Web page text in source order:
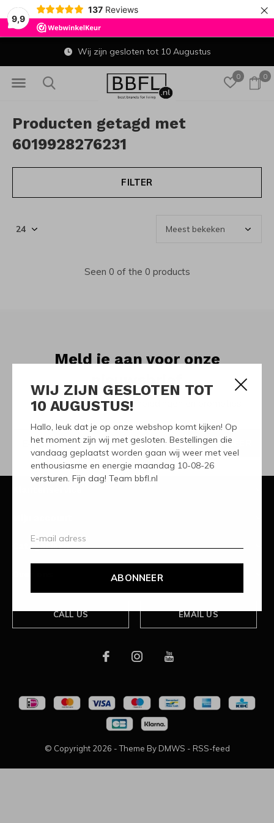
9,9
137 Reviews ×
WIJ ZIJN GESLOTEN TOT
10 AUGUSTUS!
Hallo, leuk dat je op onze webshop komt kijken! Op
het moment zijn wij met gesloten. Bestellingen die
vandaag geplaatst worden gaan wij weer met veel
enthousiasme en energie maandag 10-08-26
versturen. Fijn dag! Team bbfl.nl
ABONNEER
0 0
Wij zijn gesloten tot 10 Augustus
Producten getagd met
6019928276231
FILTER
Seen 0 of the 0 products
Meld je aan voor onze
Ontvang de nieuwste aanbiedingen en promoties
ABONNEER
Categorieën
CALL US EMAIL US
© Copyright 2026 - Theme By DMWS - RSS-feed